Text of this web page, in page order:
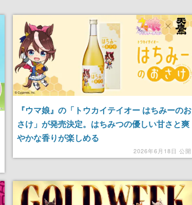
『ウマ娘』の「トウカイテイオー はちみーのお
さけ」が発売決定。はちみつの優しい甘さと爽
やかな香りが楽しめる
2026年6月18日 公開